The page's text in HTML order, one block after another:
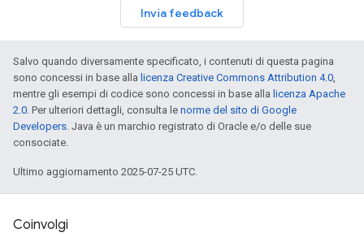
Invia feedback
Salvo quando diversamente specificato, i contenuti di questa pagina
sono concessi in base alla licenza Creative Commons Attribution 4.0,
mentre gli esempi di codice sono concessi in base alla licenza Apache
2.0. Per ulteriori dettagli, consulta le norme del sito di Google
Developers. Java è un marchio registrato di Oracle e/o delle sue
consociate.
Ultimo aggiornamento 2025-07-25 UTC.
Coinvolgi